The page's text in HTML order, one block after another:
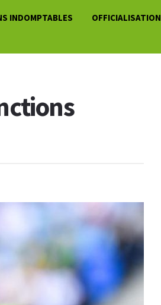
INDOMPTABLES OFFICIALISATION